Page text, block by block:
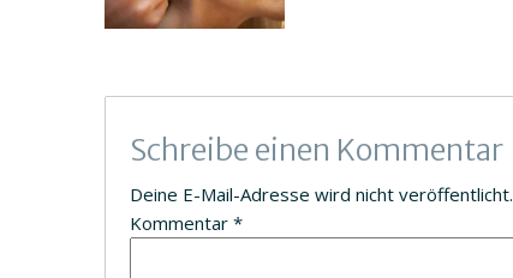
Schreibe einen Kommentar
Deine E-Mail-Adresse wird nicht veröffentlicht.
Kommentar *